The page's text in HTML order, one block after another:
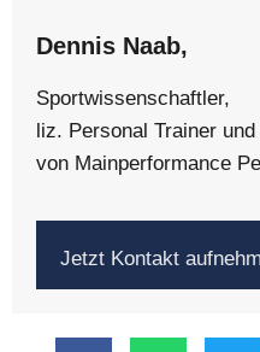
Dennis Naab,
Sportwissenschaftler,
liz. Personal Trainer
von Mainperformance
Jetzt Kontakt